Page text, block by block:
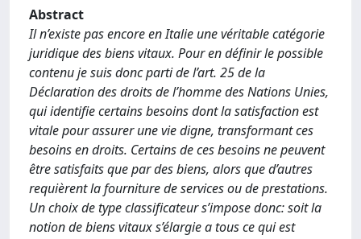
Abstract
Il n’existe pas encore en Italie une véritable catégorie
juridique des biens vitaux. Pour en définir le possible
contenu je suis donc parti de l’art. 25 de la
Déclaration des droits de l’homme des Nations Unies,
qui identifie certains besoins dont la satisfaction est
vitale pour assurer une vie digne, transformant ces
besoins en droits. Certains de ces besoins ne peuvent
être satisfaits que par des biens, alors que d’autres
requièrent la fourniture de services ou de prestations.
Un choix de type classificateur s’impose donc: soit la
notion de biens vitaux s’élargie a tous ce qui est